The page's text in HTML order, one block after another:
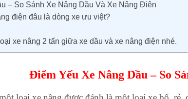
– So Sánh Xe Nâng Dầu Và Xe Nâng Điện
điện đâu là dòng xe ưu việt?
xe nâng 2 tấn giữa xe dầu và xe nâng điện nhé.
Điểm Yếu Xe Nâng Dầu – So